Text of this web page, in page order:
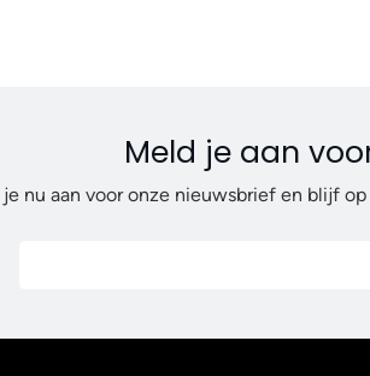
Meld je aan
nu aan voor onze nieuwsbrief en blijf